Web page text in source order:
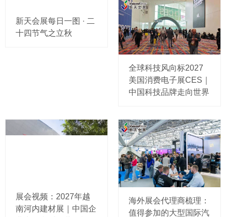
新天会展每日一图 · 二
十四节气之立秋
全球科技风向标2027
美国消费电子展CES｜
中国科技品牌走向世界
展会视频：2027年越
南河内建材展｜中国企
海外展会代理商梳理：
值得参加的大型国际汽